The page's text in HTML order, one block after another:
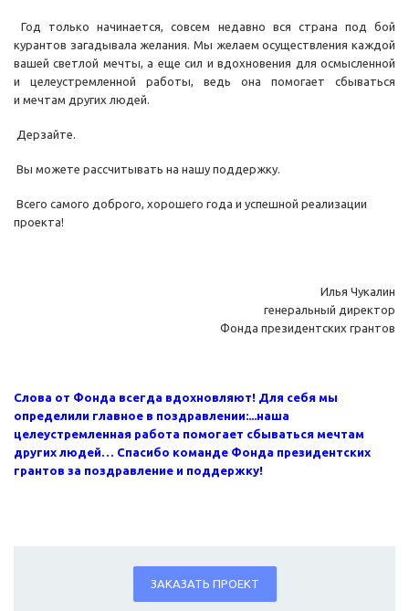
Год только начинается, совсем недавно вся страна под бой
курантов загадывала желания. Мы желаем осуществления каждой
вашей светлой мечты, а еще сил и вдохновения для осмысленной
и целеустремленной работы, ведь она помогает сбываться
и мечтам других людей.
Дерзайте.
Вы можете рассчитывать на нашу поддержку.
Всего самого доброго, хорошего года и успешной реализации
проекта!
Илья Чукалин
генеральный директор
Фонда президентских грантов
Слова от Фонда всегда вдохновляют! Для себя мы
определили главное в поздравлении:...наша
целеустремленная работа помогает сбываться мечтам
других людей… Спасибо команде Фонда президентских
грантов за поздравление и поддержку!
ЗАКАЗАТЬ ПРОЕКТ